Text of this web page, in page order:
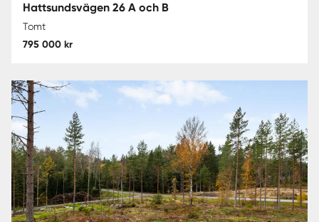
Hattsundsvägen 26 A och B
Tomt
795 000 kr